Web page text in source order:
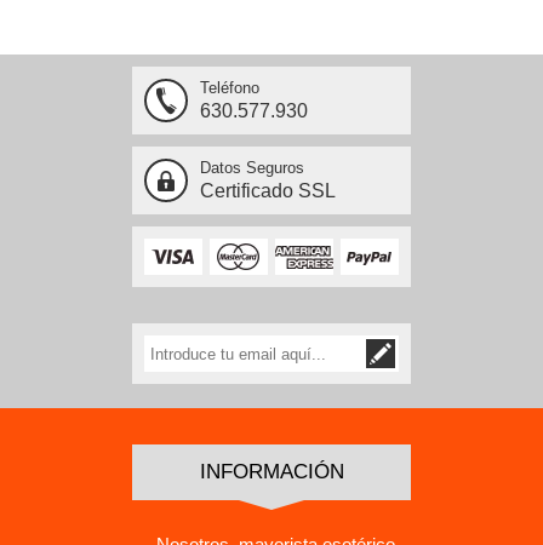
Teléfono
630.577.930
Datos Seguros
Certificado SSL
INFORMACIÓN